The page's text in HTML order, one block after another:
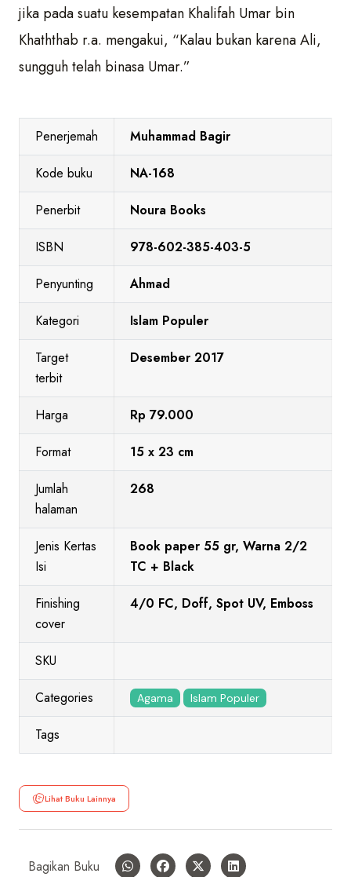
jika pada suatu kesempatan Khalifah Umar bin
Khaththab r.a. mengakui, “Kalau bukan karena Ali,
sungguh telah binasa Umar.”
Penerjemah Muhammad Bagir
Kode buku NA-168
Penerbit Noura Books
ISBN 978-602-385-403-5
Penyunting Ahmad
Kategori Islam Populer
Target
terbit
Desember 2017
Harga Rp 79.000
Format 15 x 23 cm
Jumlah
halaman
268
Jenis Kertas
Isi
Book paper 55 gr, Warna 2/2
TC + Black
Finishing
cover
4/0 FC, Doff, Spot UV, Emboss
SKU
Categories Agama Islam Populer
Tags
Lihat Buku Lainnya
Bagikan Buku